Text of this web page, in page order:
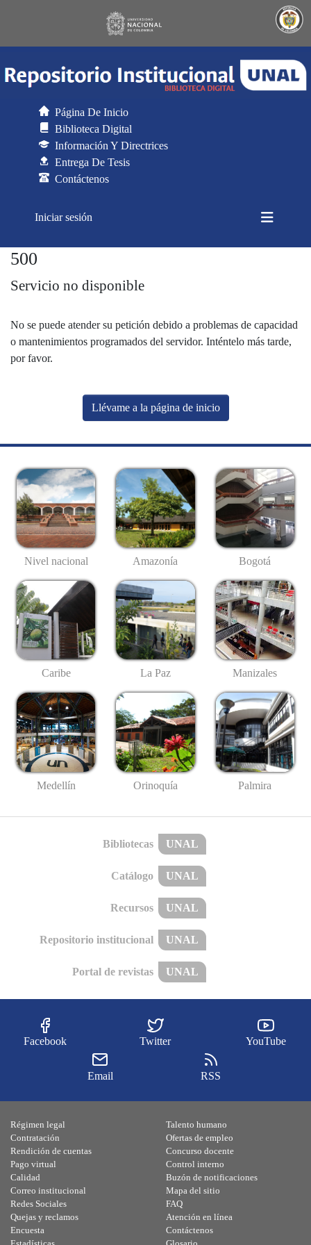
Página De Inicio
Biblioteca Digital
Información Y Directrices
Entrega De Tesis
Contáctenos
Iniciar sesión
Generador de CSV para DSpace
500
Servicio no disponible
No se puede atender su petición debido a problemas de capacidad
o mantenimientos programados del servidor. Inténtelo más tarde,
por favor.
Llévame a la página de inicio
Nivel nacional Amazonía Bogotá
Caribe La Paz Manizales
Medellín Orinoquía Palmira
Bibliotecas UNAL
Catálogo UNAL
Recursos UNAL
Repositorio institucional UNAL
Portal de revistas UNAL
Facebook Twitter YouTube
Email RSS
Régimen legal
Contratación
Rendición de cuentas
Pago virtual
Calidad
Talento humano
Ofertas de empleo
Concurso docente
Control interno
Buzón de notificaciones
Correo institucional
Redes Sociales
Quejas y reclamos
Encuesta
Mapa del sitio
FAQ
Atención en línea
Contáctenos